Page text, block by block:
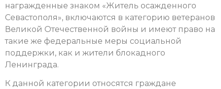
награжденные знаком «Житель осажденного
Севастополя», включаются в категорию ветеранов
Великой Отечественной войны и имеют право на
такие же федеральные меры социальной
поддержки, как и жители блокадного
Ленинграда.
К данной категории относятся граждане